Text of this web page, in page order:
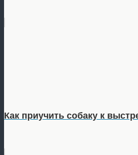
Как приучить собаку к